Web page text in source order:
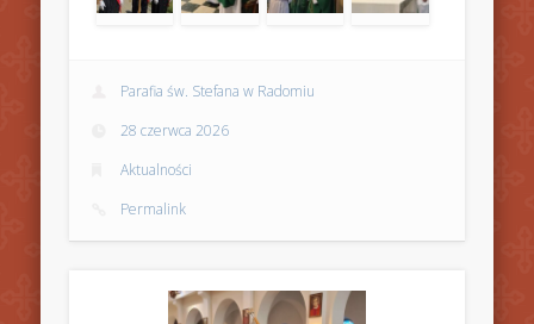
Parafia św. Stefana w Radomiu
28 czerwca 2026
Aktualności
Permalink